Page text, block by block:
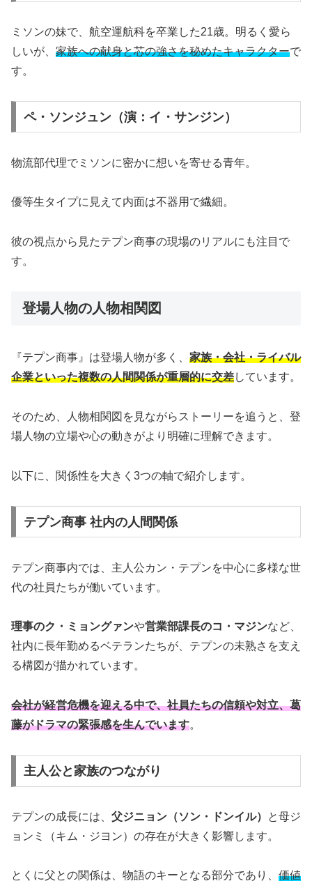
ミソンの妹で、航空運航科を卒業した21歳。明るく愛ら
しいが、 家族への献身と芯の強さを秘めたキャラクターで
す。
ペ・ソンジュン（演：イ・サンジン）
物流部代理でミソンに密かに想いを寄せる青年。
優等生タイプに見えて内面は不器用で繊細。
彼の視点から見たテプン商事の現場のリアルにも注目で
す。
登場人物の人物相関図
『テプン商事』は登場人物が多く、 家族・会社・ライバル
企業といった複数の人間関係が重層的に交差しています。
そのため、人物相関図を見ながらストーリーを追うと、登
場人物の立場や心の動きがより明確に理解できます。
以下に、関係性を大きく3つの軸で紹介します。
テプン商事 社内の人間関係
テプン商事内では、主人公カン・テプンを中心に多様な世
代の社員たちが働いています。
理事のク・ミョングァンや営業部課長のコ・マジンなど、
社内に長年勤めるベテランたちが、テプンの未熟さを支え
る構図が描かれています。
会社が経営危機を迎える中で、社員たちの信頼や対立、葛
藤がドラマの緊張感を生んでいます。
主人公と家族のつながり
テプンの成長には、 父ジニョン（ソン・ドンイル）
と母ジ
ョンミ（キム・ジヨン）の存在が大きく影響します。
とくに父との関係は、物語のキーとなる部分であり、 価値